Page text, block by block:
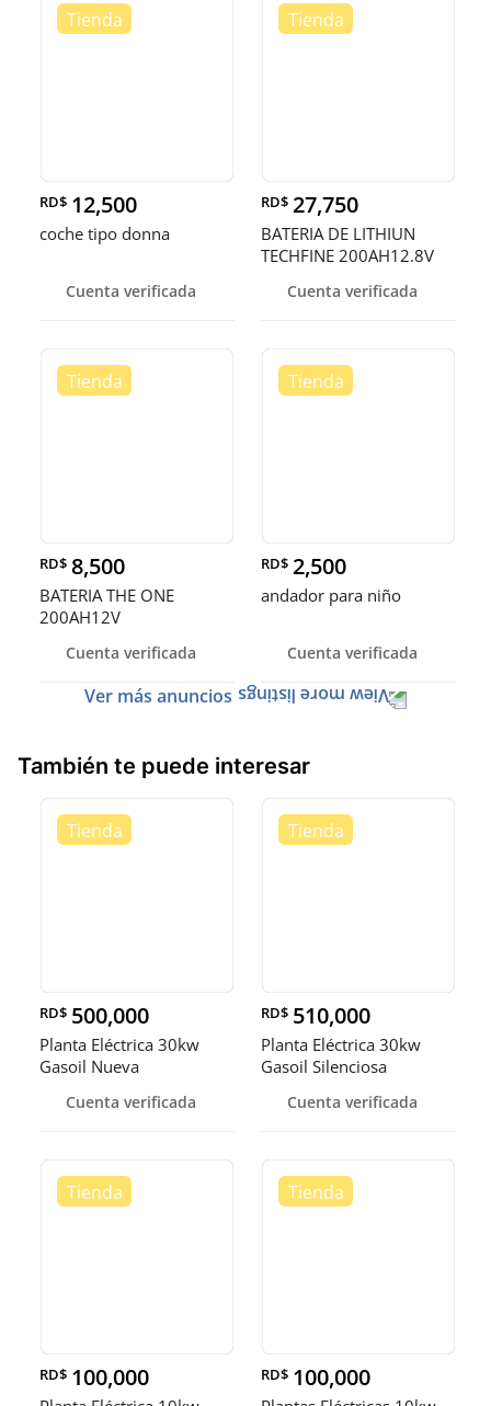
RD$ 12,500
coche tipo donna
Cuenta verificada
RD$ 27,750
BATERIA DE LITHIUN
TECHFINE 200AH12.8V
Cuenta verificada
RD$ 8,500
BATERIA THE ONE
200AH12V
Cuenta verificada
RD$ 2,500
andador para niño
Cuenta verificada
Ver más anuncios
También te puede interesar
RD$ 500,000
Planta Eléctrica 30kw
Gasoil Nueva
Cuenta verificada
RD$ 510,000
Planta Eléctrica 30kw
Gasoil Silenciosa
Cuenta verificada
RD$ 100,000 RD$ 100,000